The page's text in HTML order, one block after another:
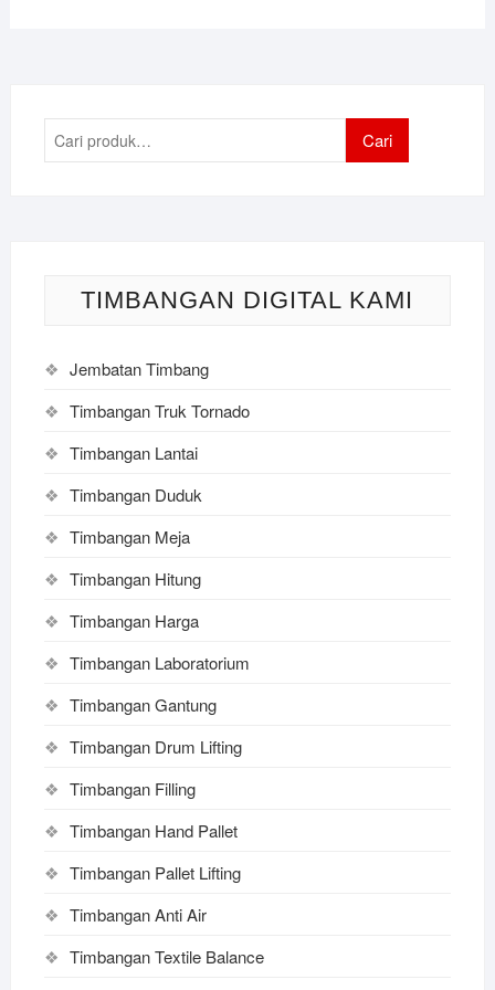
Pencarian
Cari
TIMBANGAN DIGITAL KAMI
Jembatan Timbang
Timbangan Truk Tornado
Timbangan Lantai
Timbangan Duduk
Timbangan Meja
Timbangan Hitung
Timbangan Harga
Timbangan Laboratorium
Timbangan Gantung
Timbangan Drum Lifting
Timbangan Filling
Timbangan Hand Pallet
Timbangan Pallet Lifting
Timbangan Anti Air
Timbangan Textile Balance